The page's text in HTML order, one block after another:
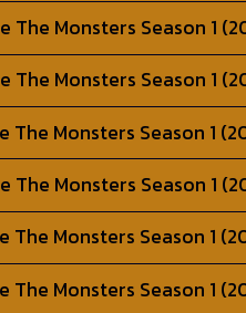
The Monsters Season 1
The Monsters Season 1
The Monsters Season 1
The Monsters Season 1
The Monsters Season 1
The Monsters Season 1